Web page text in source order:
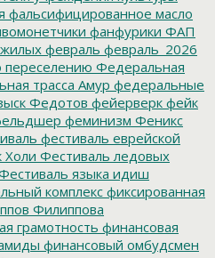
фальсифицированное масло
фанфурики ФАП
февраль февраль_2026
переселению Федеральная
трасса Амур федеральные
Федотов фейерверк фейк
феминизм Феникс
фестиваль еврейской
Холи Фестиваль ледовых
языка идиш
комплекс фиксированная
Филиппова
грамотность финансовая
финансовый омбудсмен